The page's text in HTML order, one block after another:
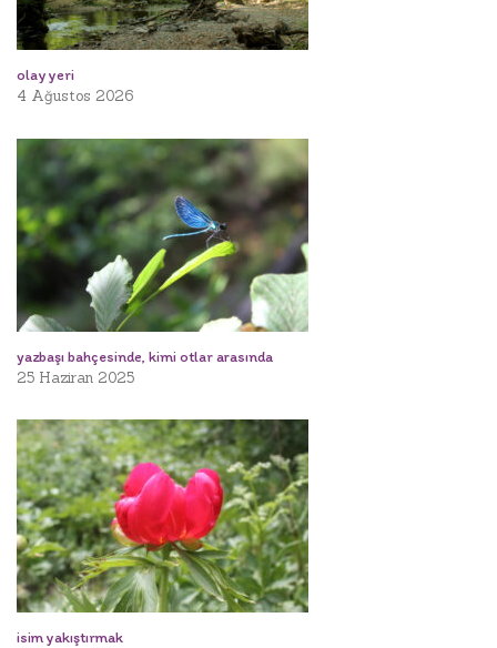
olay yeri
4 Ağustos 2026
yazbaşı bahçesinde, kimi otlar arasında
25 Haziran 2025
isim yakıştırmak